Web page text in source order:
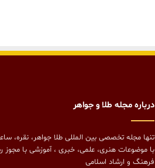
درباره مجله طلا و جواهر
تنها مجله تخصصی بین المللی طلا جواهر، نقره،
با موضوعات هنری، علمی، خبری ، آموزشی با مجوز
فرهنگ و ارشاد اسلامی